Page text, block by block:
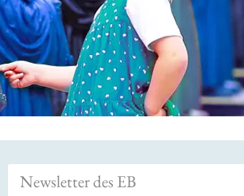
Newsletter des EB